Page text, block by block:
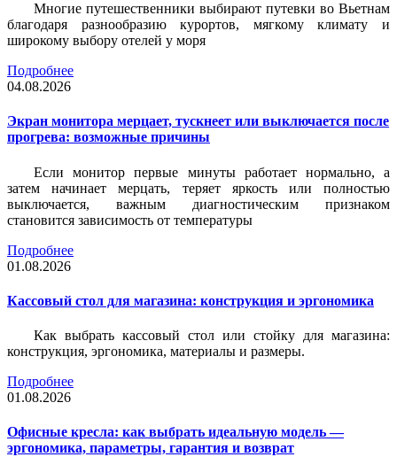
Многие путешественники выбирают путевки во Вьетнам
благодаря разнообразию курортов, мягкому климату и
широкому выбору отелей у моря
Подробнее
04.08.2026
Экран монитора мерцает, тускнеет или выключается после
прогрева: возможные причины
Если монитор первые минуты работает нормально, а
затем начинает мерцать, теряет яркость или полностью
выключается, важным диагностическим признаком
становится зависимость от температуры
Подробнее
01.08.2026
Кассовый стол для магазина: конструкция и эргономика
Как выбрать кассовый стол или стойку для магазина:
конструкция, эргономика, материалы и размеры.
Подробнее
01.08.2026
Офисные кресла: как выбрать идеальную модель —
эргономика, параметры, гарантия и возврат